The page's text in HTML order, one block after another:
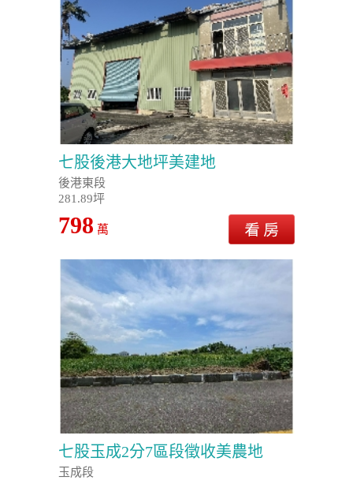
七股後港大地坪美建地
後港東段
281.89坪
798 萬
七股玉成2分7區段徵收美農地
玉成段